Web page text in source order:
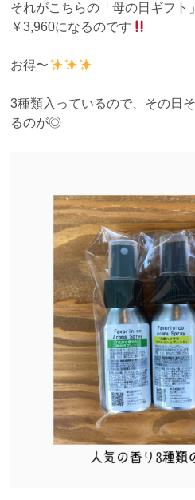
それがこちらの「母の日ギフ
￥3,960になるのです
お得〜
3種類入っているので、その日
るのが◎